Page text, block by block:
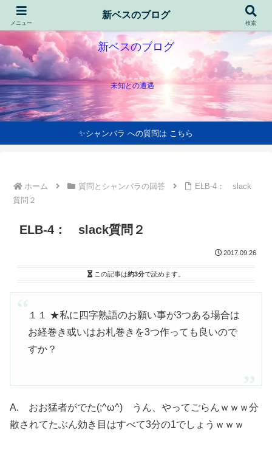
新ベスのブログ
未知との遭遇
✨シャンバラ への質問は こちら
ホーム 質問とシャンバラの回答
ELB-4： slack
質問２
ELB-4： slack質問２
2017.09.26
この記事は約3分で読めます。
１１ ★私に四字熟語のお願い事が3つある場合は
お経巻き或いはお札巻きを3つ作っても良いので
すか？
A. おお猛者がでた(;^ω^) うん、やってごらんｗｗｗ分
散されてたぶん効き目はすべて3分の1でしょうｗｗｗ
メニュー
新ベスのブログ
検索